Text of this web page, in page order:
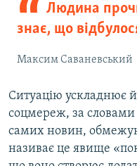
Людина
знає, що
Максим Саваневський
Ситуацію ускладнює
соцмереж, за
самих новин,
називає це явище